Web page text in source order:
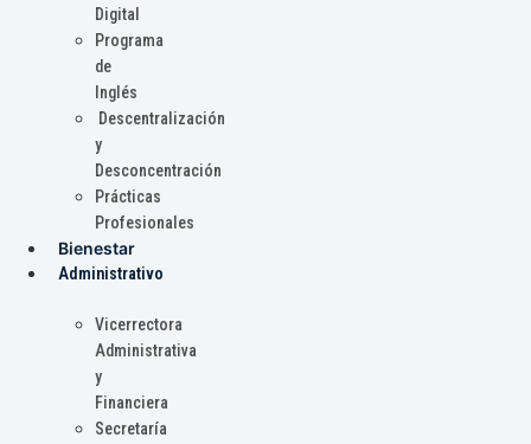
Digital
Programa
de
Inglés
Descentralización
y
Desconcentración
Prácticas
Profesionales
Bienestar
Administrativo
Vicerrectora
Administrativa
y
Financiera
Secretaría